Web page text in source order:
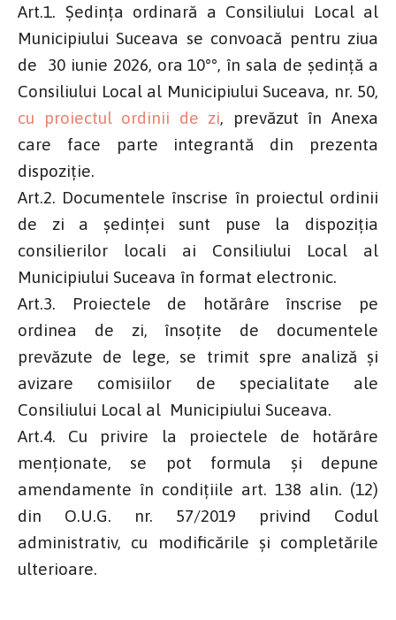
Art.1. Ședința ordinară a Consiliului Local al
Municipiului Suceava se convoacă pentru ziua
de 30 iunie 2026, ora 10°°, în sala de şedinţă a
Consiliului Local al Municipiului Suceava, nr. 50,
cu proiectul ordinii de zi, prevăzut în Anexa
care face parte integrantă din prezenta
dispoziție.
Art.2. Documentele înscrise în proiectul ordinii
de zi a şedinţei sunt puse la dispoziţia
consilierilor locali ai Consiliului Local al
Municipiului Suceava în format electronic.
Art.3. Proiectele de hotărâre înscrise pe
ordinea de zi, însoţite de documentele
prevăzute de lege, se trimit spre analiză și
avizare comisiilor de specialitate ale
Consiliului Local al Municipiului Suceava.
Art.4. Cu privire la proiectele de hotărâre
menţionate, se pot formula şi depune
amendamente în condiţiile art. 138 alin. (12)
din O.U.G. nr. 57/2019 privind Codul
administrativ, cu modificările și completările
ulterioare.